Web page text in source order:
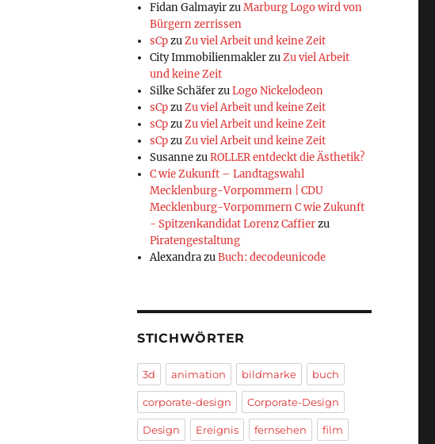
Fidan GalmayirzuMarburg Logo wird von
Bürgern zerrissen
sCpzuZu viel Arbeit und keine Zeit
City ImmobilienmaklerzuZu viel Arbeit
und keine Zeit
Silke SchäferzuLogo Nickelodeon
sCpzuZu viel Arbeit und keine Zeit
sCpzuZu viel Arbeit und keine Zeit
sCpzuZu viel Arbeit und keine Zeit
SusannezuROLLER entdeckt die Ästhetik?
C wie Zukunft – Landtagswahl
Mecklenburg-Vorpommern | CDU
Mecklenburg-Vorpommern C wie Zukunft
- Spitzenkandidat Lorenz Caffierzu
Piratengestaltung
AlexandrazuBuch: decodeunicode
STICHWÖRTER
3d animation bildmarke buch
corporate-design Corporate-Design
Design Ereignis fernsehen film